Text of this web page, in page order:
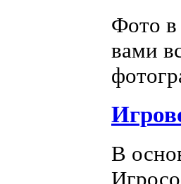
Фото в
вами
В